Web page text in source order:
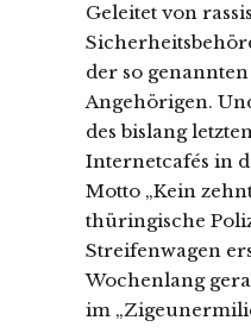
Geleitet von
der so
Angehörigen.
des bislang
Internetcafés in
Motto „Kein
thüringische
Streifenwagen
Wochenlang
im